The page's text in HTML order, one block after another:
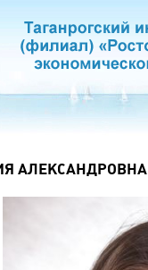
АЛЕКСАНДРОВНА